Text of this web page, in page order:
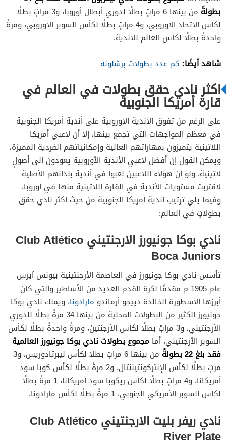
بطولةً
من بينها 6 مراتٍ بطلًا لدوري أبطال أوروبا، و3 مراتٍ بطلًا
لكأس الاتحاد الأوروبي، و4 مراتٍ بطلًا لكأس السوبر الأوروبي، ومرةً
واحدةً بطلًا لكأس العالم للأندية.
شاهد أيضًا: كم عدد بطولات برشلونه
اكثر نادي حقق بطولات في العالم في
قارة أمريكا الجنوبية
على الرغم من تفوق الأندية الأوروبية على أندية أمريكا الجنوبية
في معظم المواجهات التي تجمع بينها، إلا أن لاعبي أمريكا
اللاتينية يتميزون بمهاراتهم العالية وإمكانياتهم الفردية المميزة،
ويمكن القول إن أفضل لاعبي الأندية الأوروبية يعودون إلى أصولٍ
لاتينية، ولو أن هؤلاء اللاعبين لعبوا في أندية بلدانهم الأصلية
لاقتربت مستويات الأندية في القارة اللاتينية منها في أوروبا،
وفيما يلي ترتيب أندية أمريكا الجنوبية من حيث اكثر نادي حقق
بطولاتٍ في العالم:
نادي بوكا جونيورز الارجنتيني Club Atlético
Boca Juniors
تأسس نادي بوكا جونيورز في العاصمة الأرجنتينية بيونس آيرس
عام 1905 م مقدمًا لكرة القدم العديد من الأساطير والتي كان
أبرزها الأسطورة الخالدة دييجو أرماندو مارادونا، ويملك نادي بوكا
جونيورز الكثير من البطولات المحلية من بينها 34 مرةً بطلًا للدوري
الأرجنتيني، و3 مراتٍ بطلًا لكأس الأرجنتين، ومرةً واحدةً بطلًا لكأس
السوبر الأرجنتيني، أما مجموع بطولات نادي بوكا جونيورز العالمية
فقد بلغ 22 بطولةً
من بينها 6 مراتٍ بطلا لكأس ليبرتادوريس، و3
مرتٍ بطلًا لكأس الإنتركونتيننتال، و2 مرةً بطلًا لكأس كوبا سود
أمريكانا، و4 مراتٍ بطلًا لكأس ريكوبا سود أمريكانا، 1 مرةً بطلًا
لكأس السوبر الأمريكي الجنوبي، 1 مرةً بطلًا لكأس مارادونا.
نادي ريفر بليت الارجنتيني Club Atlético
River Plate